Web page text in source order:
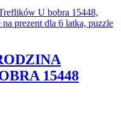
15448